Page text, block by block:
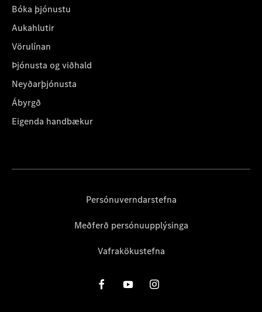
Bóka þjónustu
Aukahlutir
Vörulínan
Þjónusta og viðhald
Neyðarþjónusta
Ábyrgð
Eigenda handbækur
Persónuverndarstefna
Meðferð persónuupplýsinga
Vafrakökustefna